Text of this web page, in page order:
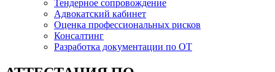
Тендерное сопровождение
Адвокатский кабинет
Оценка профессиональных рисков
Консалтинг
Разработка документации по ОТ